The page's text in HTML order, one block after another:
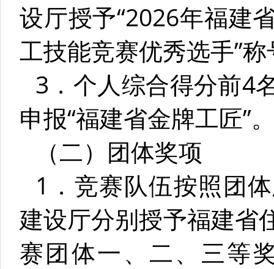
设厅授予“2026年福建
工技能竞赛优秀选手”
3．个人综合得分前4
申报“福建省金牌工匠”
（二）团体奖项
1．竞赛队伍按照团
建设厅分别授予福建省
赛团体一、二、三等